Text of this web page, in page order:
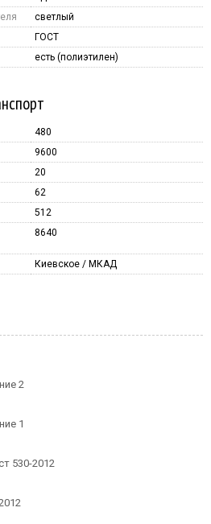
светлый
ГОСТ
есть (полиэтилен)
480
9600
20
62
512
8640
Киевское / МКАД
2
1
530-2012